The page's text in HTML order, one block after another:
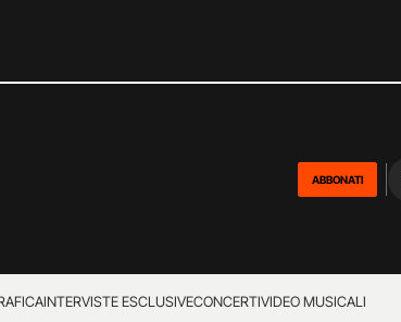
ABBONATI
INTERVISTE ESCLUSIVECONCERTIVIDEO MUSICALI